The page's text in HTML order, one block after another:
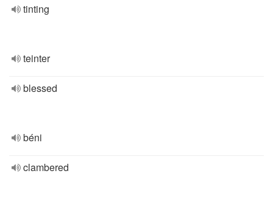
tinting
teinter
blessed
béni
clambered